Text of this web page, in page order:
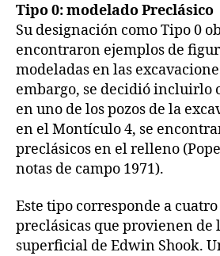
Tipo 0: modelado Preclásico
Su designación como Tipo 0
encontraron ejemplos de
modeladas en las
embargo, se decidió incluirlo
en uno de los pozos de la
en el Montículo 4, se
preclásicos en el relleno
notas de campo 1971).
Este tipo corresponde a
preclásicas que provienen de
superficial de Edwin Shook.